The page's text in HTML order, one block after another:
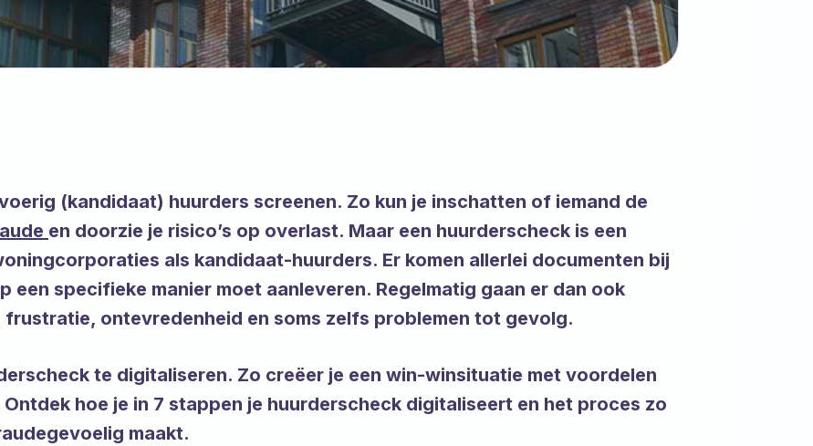
(kandidaat) huurders screenen. Zo kun je inschatten of iemand de
en doorzie je risico’s op overlast. Maar een huurderscheck is een
als kandidaat-huurders. Er komen allerlei documenten bij
een specifieke manier moet aanleveren. Regelmatig gaan er dan ook
ontevredenheid en soms zelfs problemen tot gevolg.
te digitaliseren. Zo creëer je een win-winsituatie met voordelen
hoe je in 7 stappen je huurderscheck digitaliseert en het proces zo
maakt.